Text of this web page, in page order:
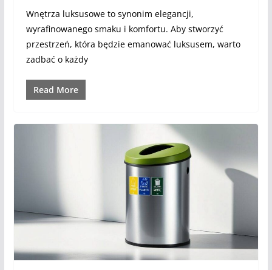
Wnętrza luksusowe to synonim elegancji,
wyrafinowanego smaku i komfortu. Aby stworzyć
przestrzeń, która będzie emanować luksusem, warto
zadbać o każdy
Read More